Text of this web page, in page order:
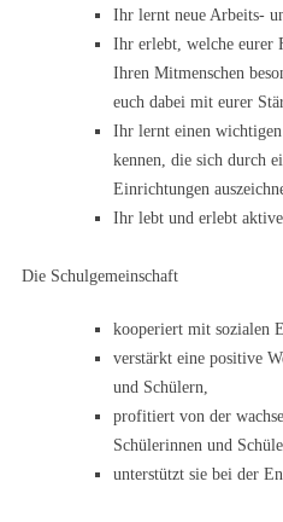
Ihr lernt neue Arbeits-
Ihr erlebt, welche eurer
Ihren Mitmenschen
euch dabei mit eurer
Ihr lernt einen
kennen, die sich durch
Einrichtungen
Ihr lebt und erlebt
Die Schulgemeinschaft
kooperiert mit sozialen
verstärkt eine positive
und Schülern,
profitiert von der
Schülerinnen und
unterstützt sie bei der